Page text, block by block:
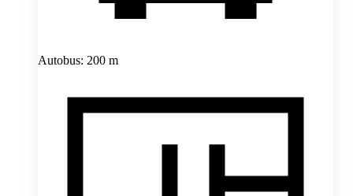
Autobus: 200 m